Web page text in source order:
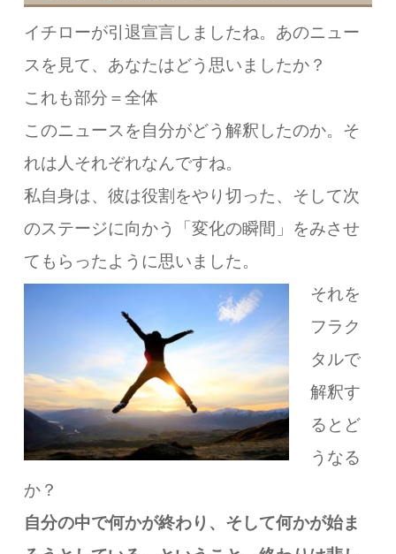
イチローが引退宣言しましたね。 あのニュー
スを見て、あなたはどう思いましたか？
これも部分＝全体
このニュースを自分がどう解釈したのか。 そ
れは人それぞれなんですね。
私自身は、彼は役割をやり切った、 そして次
のステージに向かう「変化の瞬間」をみさせ
てもらったように思いました。
それを
フラク
タルで
解釈す
るとど
うなる
か？
自分の中で何かが終わり、 そして何かが始ま